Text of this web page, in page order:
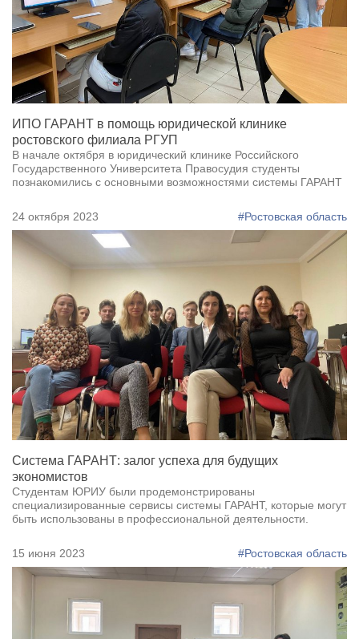
ИПО ГАРАНТ в помощь юридической клинике
ростовского филиала РГУП
В начале октября в юридический клинике Российского
Государственного Университета Правосудия студенты
познакомились с основными возможностями системы ГАРАНТ
24 октября 2023 #Ростовская область
Система ГАРАНТ: залог успеха для будущих
экономистов
Студентам ЮРИУ были продемонстрированы
специализированные сервисы системы ГАРАНТ, которые могут
быть использованы в профессиональной деятельности.
15 июня 2023 #Ростовская область